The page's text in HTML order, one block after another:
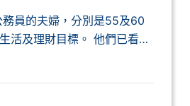
員的夫婦，分別是55及60
活及理財目標。 他們已看